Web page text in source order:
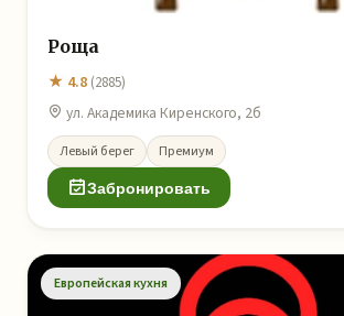
Роща
★ 4.8 (2885)
ул. Академика Киренского, 2б
Левый берег Премиум
Забронировать
Европейская кухня